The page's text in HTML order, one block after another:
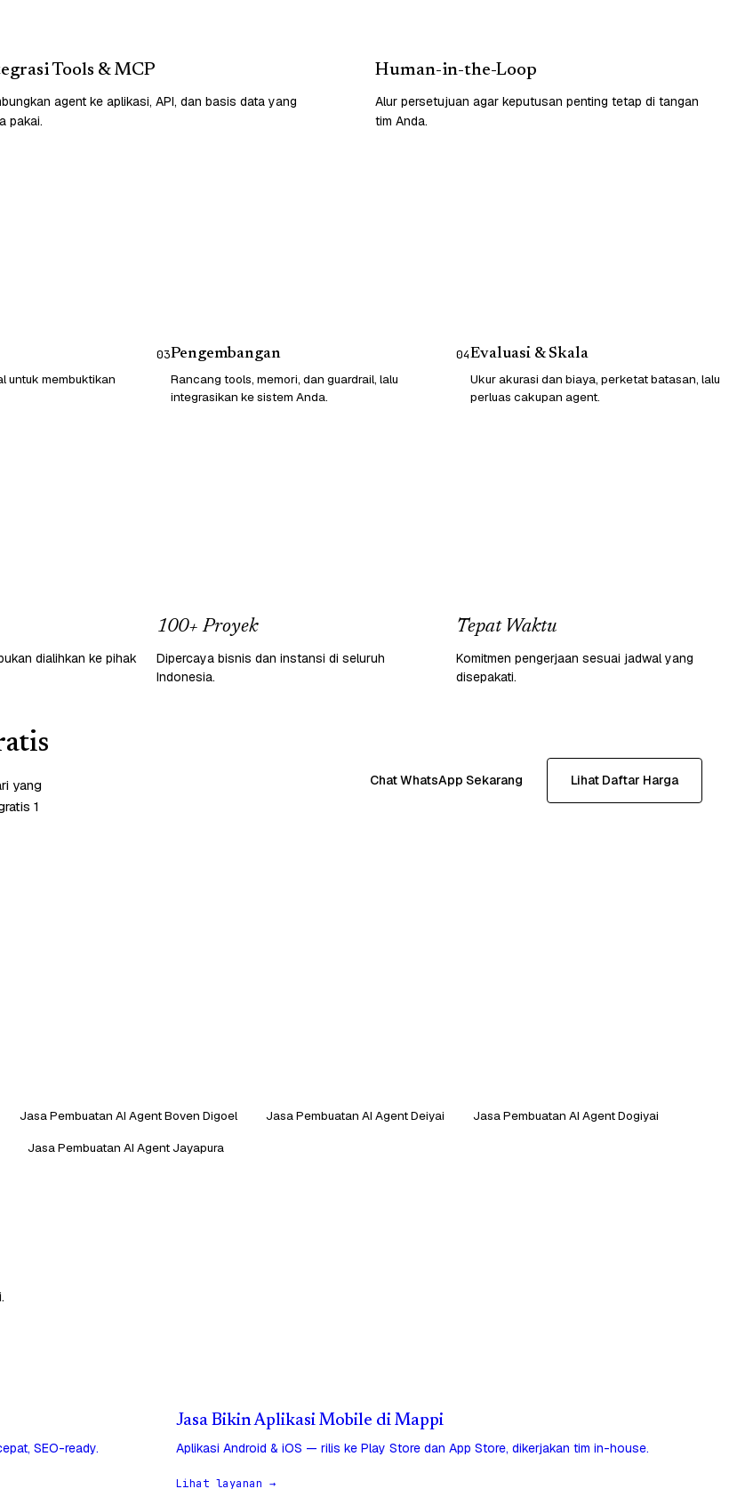
Tools & MCP
agent ke aplikasi, API, dan basis data yang
pakai.
Human-in-the-Loop
Alur persetujuan agar keputusan penting tetap di tangan
tim Anda.
untuk membuktikan
03Pengembangan
Rancang tools, memori, dan guardrail, lalu
integrasikan ke sistem Anda.
04Evaluasi & Skala
Ukur akurasi dan biaya, perketat batasan, lalu
perluas cakupan agent.
dialihkan ke pihak
100+ Proyek
Dipercaya bisnis dan instansi di seluruh
Indonesia.
Tepat Waktu
Komitmen pengerjaan sesuai jadwal yang
disepakati.
yang
1
Chat WhatsApp Sekarang Lihat Daftar Harga
Jasa Pembuatan AI Agent Boven Digoel Jasa Pembuatan AI Agent Deiyai
Jasa Pembuatan AI Agent Dogiyai
Jasa Pembuatan AI Agent Jayapura
SEO-ready.
Jasa Bikin Aplikasi Mobile di Mappi
Aplikasi Android & iOS — rilis ke Play Store dan App Store, dikerjakan tim in-house.
Lihat layanan →